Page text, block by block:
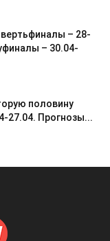
– 28-
– 30.04-
половину
27.04. Прогнозы...